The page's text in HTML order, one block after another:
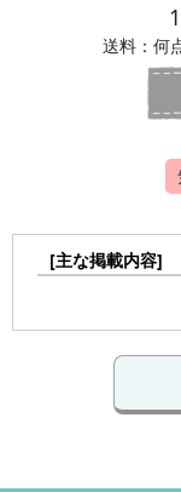
送料：何
[主な掲載内容]